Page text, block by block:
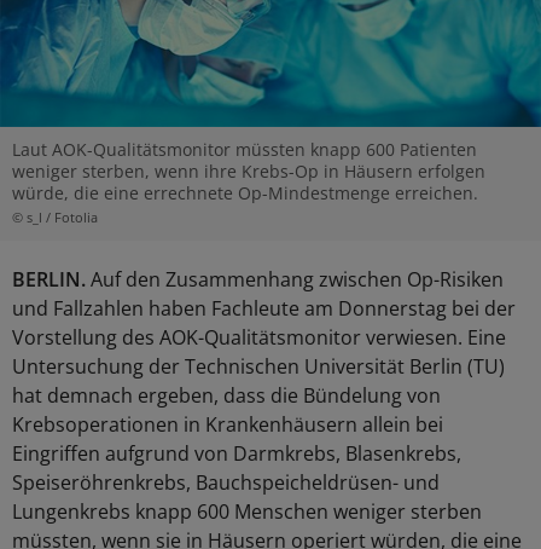
Laut AOK-Qualitätsmonitor müssten knapp 600 Patienten
weniger sterben, wenn ihre Krebs-Op in Häusern erfolgen
würde, die eine errechnete Op-Mindestmenge erreichen.
© s_l / Fotolia
BERLIN.Auf den Zusammenhang zwischen Op-Risiken
und Fallzahlen haben Fachleute am Donnerstag bei der
Vorstellung des AOK-Qualitätsmonitor verwiesen. Eine
Untersuchung der Technischen Universität Berlin (TU)
hat demnach ergeben, dass die Bündelung von
Krebsoperationen in Krankenhäusern allein bei
Eingriffen aufgrund von Darmkrebs, Blasenkrebs,
Speiseröhrenkrebs, Bauchspeicheldrüsen- und
Lungenkrebs knapp 600 Menschen weniger sterben
müssten, wenn sie in Häusern operiert würden, die eine